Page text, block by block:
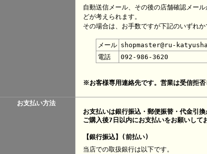
自動送信メール、その後の店舗確認メー
どが考えられます。
その場合は、お手数ですが下記のいずれか
メール shopmaster@ru-
電話
092-986-3620
※お客様専用連絡先です。営業は受信拒否
お支払い方法
お支払いは銀行振込・郵便振替・代金引換
ご購入後7日以内にお支払いをお願いして
【銀行振込】(前払い)
当店での取扱銀行は以下です。